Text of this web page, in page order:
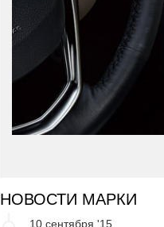
НОВОСТИ МАРКИ
10 сентября '15